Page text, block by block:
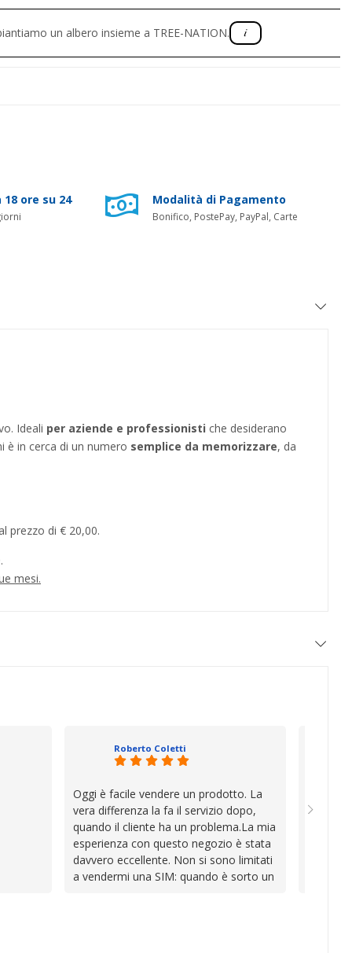
un albero insieme a TREE-NATION.
ore su 24 Modalità di Pagamento
Bonifico, PostePay, PayPal, Carte
Ideali per aziende e professionisti che desiderano
è in cerca di un numero semplice da memorizzare, da
prezzo di € 20,00.
mesi.
Roberto Coletti
Oggi è facile vendere un prodotto. La
vera differenza la fa il servizio dopo,
quando il cliente ha un problema.La mia
esperienza con questo negozio è stata
davvero eccellente. Non si sono limitati
a vendermi una SIM: quando è sorto un
sono